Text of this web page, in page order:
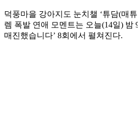
덕풍마을 강아지도 눈치챌 ‘튜담(매
렘 폭발 연애 모멘트는 오늘(14일) 밤
매진했습니다’ 8회에서 펼쳐진다.